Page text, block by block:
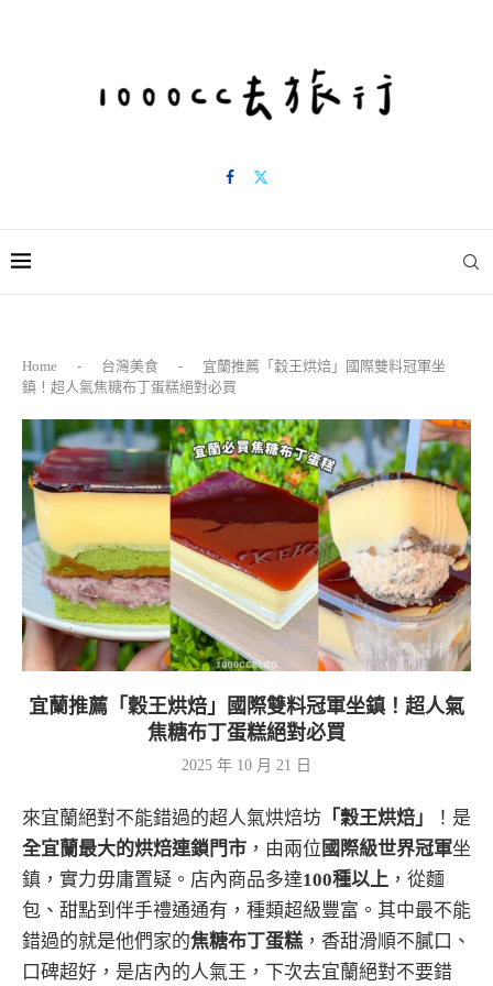
Home - 台灣美食 -
宜蘭推薦「穀王烘焙」國際雙料冠軍坐
鎮！超人氣焦糖布丁蛋糕絕對必買
宜蘭推薦「穀王烘焙」國際雙料冠軍坐鎮！超人氣
焦糖布丁蛋糕絕對必買
2025 年 10 月 21 日
來宜蘭絕對不能錯過的超人氣烘焙坊 「穀王烘焙」
！是
全宜蘭最大的烘焙連鎖門市 ，由兩位 國際級世界冠軍坐
鎮，實力毋庸置疑。店內商品多達100種以上 ，從麵
包、甜點到伴手禮通通有，種類超級豐富。其中最不能
錯過的就是他們家的焦糖布丁蛋糕 ，香甜滑順不膩口、
口碑超好，是店內的人氣王，下次去宜蘭絕對不要錯